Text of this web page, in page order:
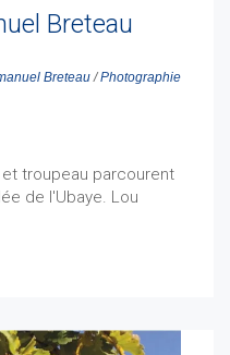
Breteau
Breteau/Photographie
troupeau parcourent
de l'Ubaye. Lou